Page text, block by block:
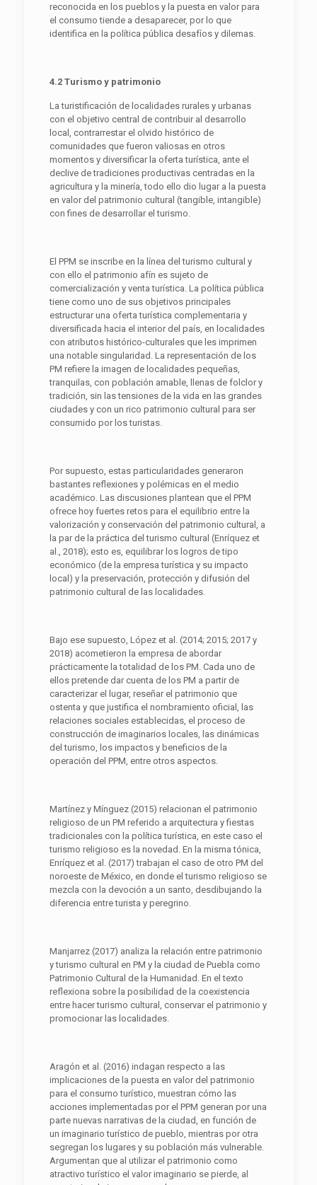
reconocida en los pueblos y la puesta en valor para
el consumo tiende a desaparecer, por lo que
identifica en la política pública desafíos y dilemas.
4.2 Turismo y patrimonio
La turistificación de localidades rurales y urbanas
con el objetivo central de contribuir al desarrollo
local, contrarrestar el olvido histórico de
comunidades que fueron valiosas en otros
momentos y diversificar la oferta turística, ante el
declive de tradiciones productivas centradas en la
agricultura y la minería, todo ello dio lugar a la puesta
en valor del patrimonio cultural (tangible, intangible)
con fines de desarrollar el turismo.
El PPM se inscribe en la línea del turismo cultural y
con ello el patrimonio afín es sujeto de
comercialización y venta turística. La política pública
tiene como uno de sus objetivos principales
estructurar una oferta turística complementaria y
diversificada hacia el interior del país, en localidades
con atributos histórico-culturales que les imprimen
una notable singularidad. La representación de los
PM refiere la imagen de localidades pequeñas,
tranquilas, con población amable, llenas de folclor y
tradición, sin las tensiones de la vida en las grandes
ciudades y con un rico patrimonio cultural para ser
consumido por los turistas.
Por supuesto, estas particularidades generaron
bastantes reflexiones y polémicas en el medio
académico. Las discusiones plantean que el PPM
ofrece hoy fuertes retos para el equilibrio entre la
valorización y conservación del patrimonio cultural, a
la par de la práctica del turismo cultural (Enríquez et
al., 2018); esto es, equilibrar los logros de tipo
económico (de la empresa turística y su impacto
local) y la preservación, protección y difusión del
patrimonio cultural de las localidades.
Bajo ese supuesto, López et al. (2014; 2015; 2017 y
2018) acometieron la empresa de abordar
prácticamente la totalidad de los PM. Cada uno de
ellos pretende dar cuenta de los PM a partir de
caracterizar el lugar, reseñar el patrimonio que
ostenta y que justifica el nombramiento oficial, las
relaciones sociales establecidas, el proceso de
construcción de imaginarios locales, las dinámicas
del turismo, los impactos y beneficios de la
operación del PPM, entre otros aspectos.
Martínez y Mínguez (2015) relacionan el patrimonio
religioso de un PM referido a arquitectura y fiestas
tradicionales con la política turística, en este caso el
turismo religioso es la novedad. En la misma tónica,
Enríquez et al. (2017) trabajan el caso de otro PM del
noroeste de México, en donde el turismo religioso se
mezcla con la devoción a un santo, desdibujando la
diferencia entre turista y peregrino.
Manjarrez (2017) analiza la relación entre patrimonio
y turismo cultural en PM y la ciudad de Puebla como
Patrimonio Cultural de la Humanidad. En el texto
reflexiona sobre la posibilidad de la coexistencia
entre hacer turismo cultural, conservar el patrimonio y
promocionar las localidades.
Aragón et al. (2016) indagan respecto a las
implicaciones de la puesta en valor del patrimonio
para el consumo turístico, muestran cómo las
acciones implementadas por el PPM generan por una
parte nuevas narrativas de la ciudad, en función de
un imaginario turístico de pueblo, mientras por otra
segregan los lugares y su población más vulnerable.
Argumentan que al utilizar el patrimonio como
atractivo turístico el valor imaginario se pierde, al